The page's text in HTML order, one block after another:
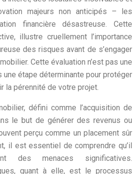
majeurs non anticipés – les
financière désastreuse. Cette
illustre cruellement l’importance
des risques avant de s’engager
Cette évaluation n’est pas une
étape déterminante pour protéger
la pérennité de votre projet.
défini comme l’acquisition de
le but de générer des revenus ou
perçu comme un placement sûr
il est essentiel de comprendre qu’il
des menaces significatives.
quant à elle, est le processus